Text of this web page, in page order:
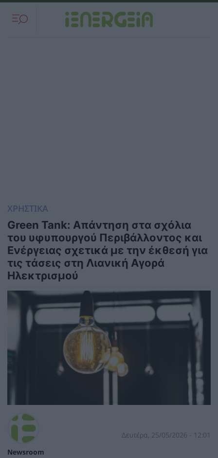
ΧΡΗΣΤΙΚΑ
Green Tank: Απάντηση στα σχόλια
του υφυπουργού Περιβάλλοντος και
Ενέργειας σχετικά με την έκθεσή για
τις τάσεις στη Λιανική Αγορά
Ηλεκτρισμού
Newsroom
Δευτέρα, 25/05/2026 - 12:01